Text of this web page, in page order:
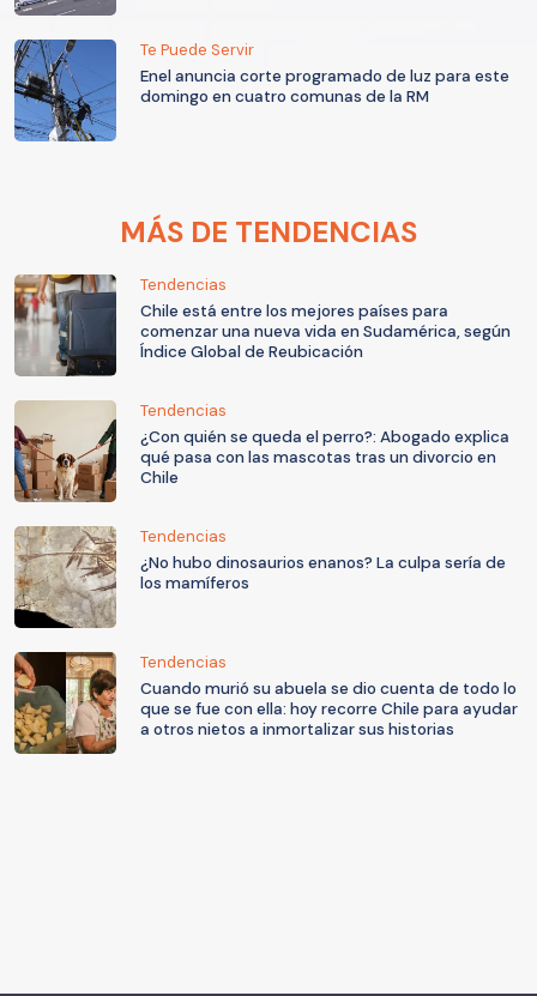
Te Puede Servir
Enel anuncia corte programado de luz para este
domingo en cuatro comunas de la RM
MÁS DE TENDENCIAS
Tendencias
Chile está entre los mejores países para
comenzar una nueva vida en Sudamérica, según
Índice Global de Reubicación
Tendencias
¿Con quién se queda el perro?: Abogado explica
qué pasa con las mascotas tras un divorcio en
Chile
Tendencias
¿No hubo dinosaurios enanos? La culpa sería de
los mamíferos
Tendencias
Cuando murió su abuela se dio cuenta de todo lo
que se fue con ella: hoy recorre Chile para ayudar
a otros nietos a inmortalizar sus historias